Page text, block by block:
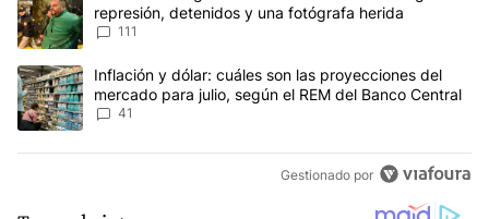
represión, detenidos y una fotógrafa herida
111
Un artículo de tendencia con el título "Inflación y dólar: cuáles
Inflación y dólar: cuáles son las proyecciones del
mercado para julio, según el REM del Banco Central
41
Gestionado por